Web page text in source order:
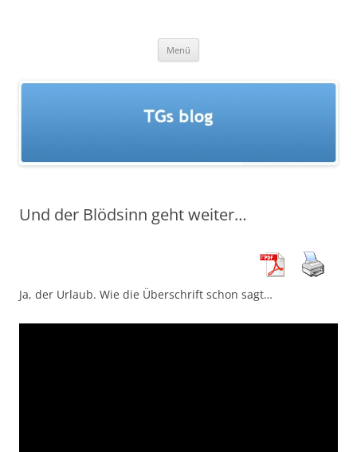
Menü
Und der Blödsinn geht weiter…
Ja, der Urlaub. Wie die Überschrift schon sagt…